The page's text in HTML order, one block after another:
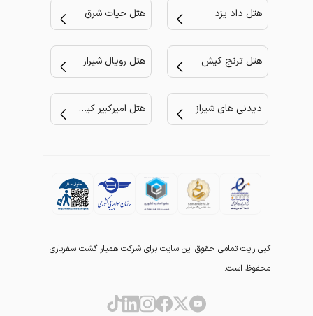
هتل داد یزد هتل حیات شرق
هتل ترنج کیش هتل رویال شیراز
دیدنی های شیراز هتل امیرکبیر کیش
کپی رایت تمامی حقوق این سایت برای شرکت همیار گشت سفربازی
محفوظ است.